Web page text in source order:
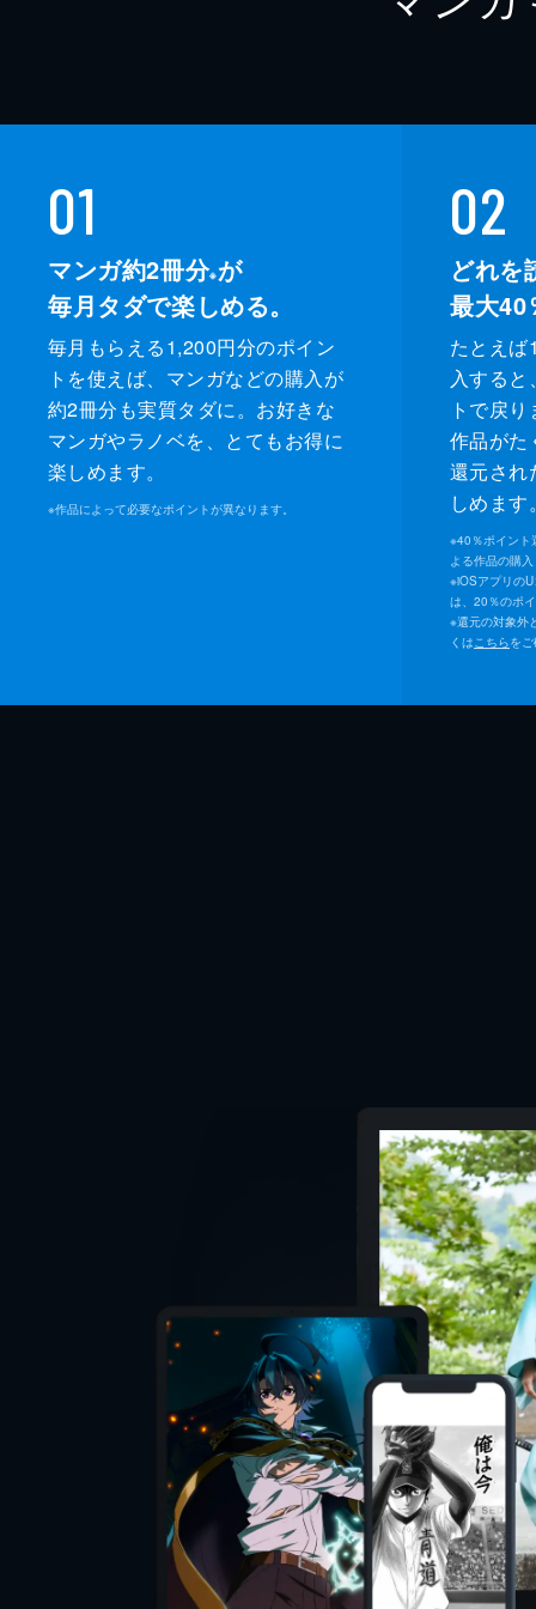
01
マンガ約2冊分※が
毎月タダで楽しめる。
毎月もらえる1,200円分のポイン
トを使えば、マンガなどの購入が
約2冊分も実質タダに。お好きな
マンガやラノベを、とてもお得に
楽しめます。
※作品によって必要なポイントが異なります。
02
どれを
最大40
たとえ
入する
トで戻
作品がた
還元され
しめます
※40％ポイント
よる作品の購
※iOSアプリの
は、20％のポ
※還元の対象外
くはこちらを